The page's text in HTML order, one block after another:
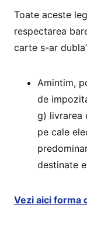
Toate aceste
respectarea
carte s-ar
Amintim,
de
g) livrarea
pe cale
destinate
Vezi aici forma